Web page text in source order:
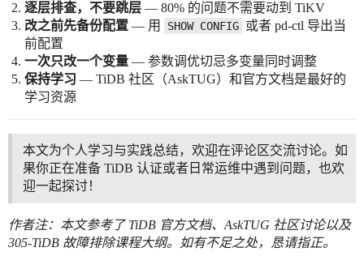
逐层排查，不要跳层 — 80% 的问题不需要动到 TiKV
改之前先备份配置 — 用 SHOW CONFIG 或者 pd-ctl 导出当
前配置
一次只改一个变量 — 参数调优切忌多变量同时调整
保持学习 — TiDB 社区（AskTUG）和官方文档是最好的
学习资源
本文为个人学习与实践总结，欢迎在评论区交流讨论。如
果你正在准备 TiDB 认证或者日常运维中遇到问题，也欢
迎一起探讨！
作者注：本文参考了 TiDB 官方文档、AskTUG 社区讨论以及
305-TiDB 故障排除课程大纲。如有不足之处，恳请指正。